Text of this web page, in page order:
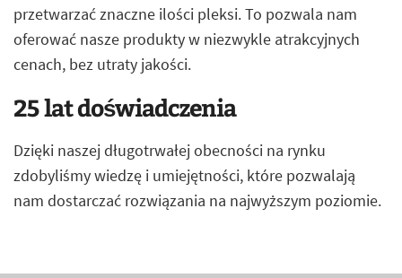
przetwarzać znaczne ilości pleksi. To pozwala nam
oferować nasze produkty w niezwykle atrakcyjnych
cenach, bez utraty jakości.
25 lat doświadczenia
Dzięki naszej długotrwałej obecności na rynku
zdobyliśmy wiedzę i umiejętności, które pozwalają
nam dostarczać rozwiązania na najwyższym poziomie.